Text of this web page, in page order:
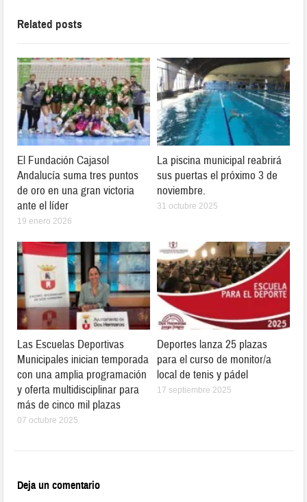
Related posts
El Fundación Cajasol
Andalucía suma tres puntos
de oro en una gran victoria
ante el líder
19 enero 2026
La piscina municipal reabrirá
sus puertas el próximo 3 de
noviembre.
31 octubre 2025
Las Escuelas Deportivas
Municipales inician temporada
con una amplia programación
y oferta multidisciplinar para
más de cinco mil plazas
07 octubre 2025
Deportes lanza 25 plazas
para el curso de monitor/a
local de tenis y pádel
17 septiembre 2025
Deja un comentario